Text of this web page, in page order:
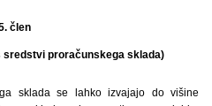
člen
sredstvi proračunskega sklada)
sklada se lahko izvajajo do višine